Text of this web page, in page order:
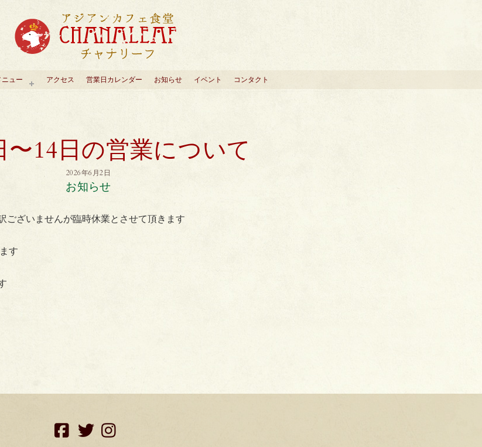
ニュー アクセス 営業日カレンダー お知らせ イベント コンタクト
〜14日の営業について
2026年6月2日
お知らせ
ございませんが臨時休業とさせて頂きます
す